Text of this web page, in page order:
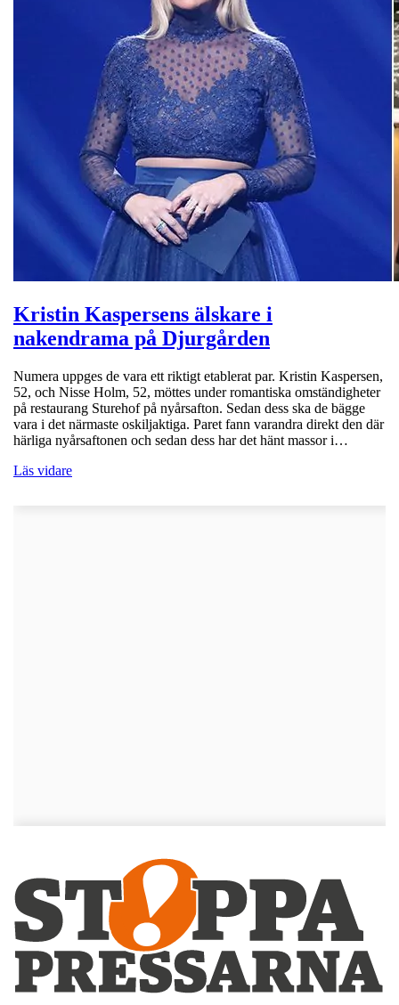
Kristin Kaspersens älskare i
nakendrama på Djurgården
Numera uppges de vara ett riktigt etablerat par. Kristin Kaspersen,
52, och Nisse Holm, 52, möttes under romantiska omständigheter
på restaurang Sturehof på nyårsafton. Sedan dess ska de bägge
vara i det närmaste oskiljaktiga. Paret fann varandra direkt den där
härliga nyårsaftonen och sedan dess har det hänt massor i…
Läs vidare